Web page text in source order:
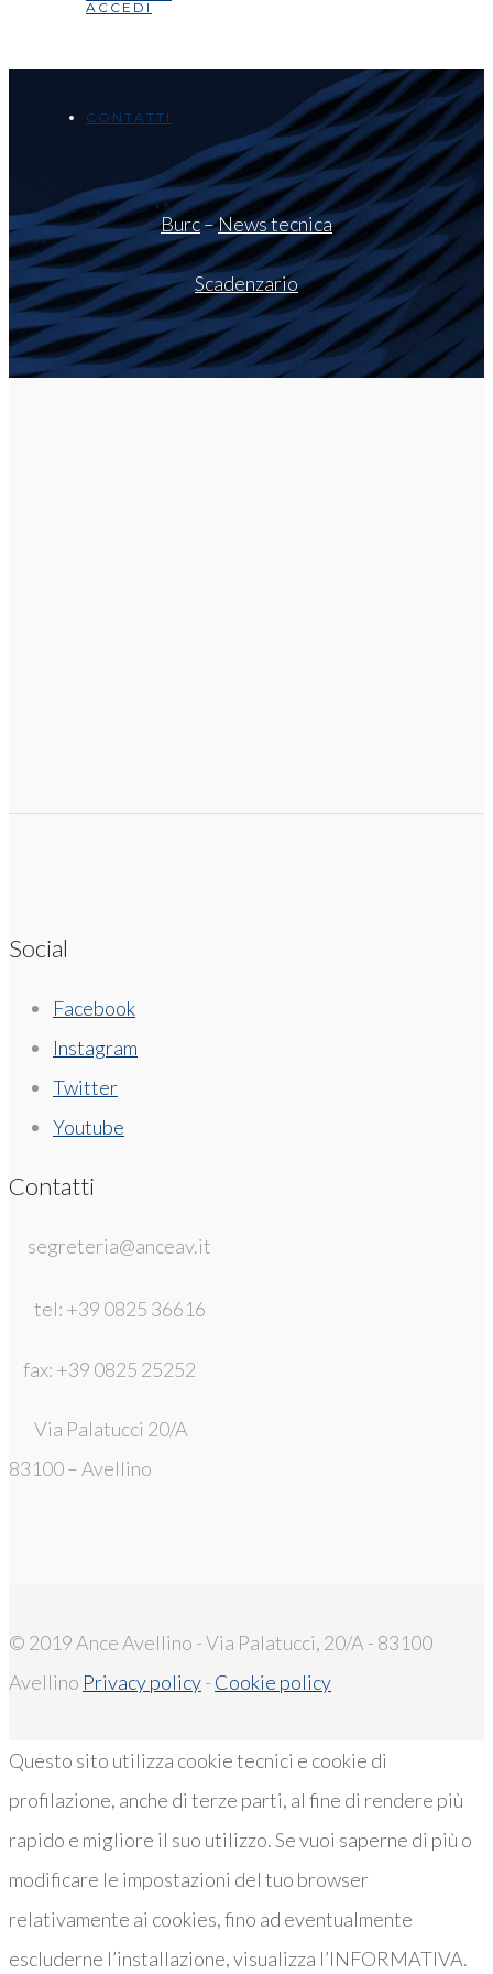
ACCEDI
CONTATTI
Burc–News tecnica
Scadenzario
Social
Facebook
Instagram
Twitter
Youtube
Contatti
segreteria@anceav.it
tel: +39 0825 36616
fax: +39 0825 25252
Via Palatucci 20/A
83100 – Avellino
© 2019 Ance Avellino - Via Palatucci, 20/A - 83100
Avellino Privacy policy- Cookie policy
Questo sito utilizza cookie tecnici e cookie di
profilazione, anche di terze parti, al fine di rendere più
rapido e migliore il suo utilizzo. Se vuoi saperne di più o
modificare le impostazioni del tuo browser
relativamente ai cookies, fino ad eventualmente
escluderne l’installazione, visualizza l’INFORMATIVA.